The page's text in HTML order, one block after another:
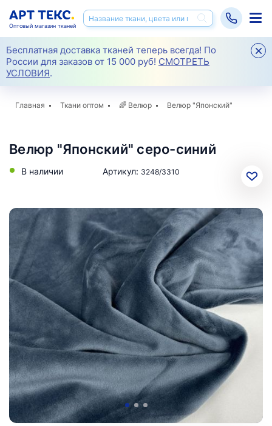
Бесплатная доставка тканей теперь всегда! По
России для заказов от 15 000 руб! СМОТРЕТЬ
УСЛОВИЯ.
Оптовый магазин тканей
Главная Ткани оптом 🌈 Велюр Велюр "Японский"
Велюр "Японский" серо-синий
В наличии Артикул: 3248/3310